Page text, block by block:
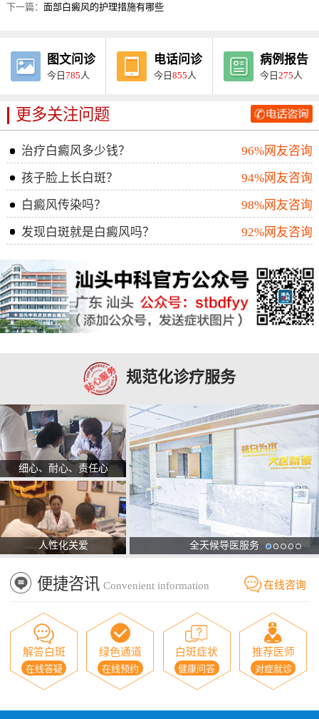
下一篇：面部白癜风的护理措施有哪些
图文问诊
今日785 人
电话问诊
今日855 人
病例报告
今日275 人
更多关注问题
治疗白癜风多少钱？
96%网友咨询
孩子脸上长白斑？
94%网友咨询
白癜风传染吗？
98%网友咨询
发现白斑就是白癜风吗？
92%网友咨询
规范化诊疗服务
细心、耐心、责任心
人性化关爱 全天候导医服务
便捷咨讯 Convenient information 在线咨询
解答白斑
在线答疑
绿色通道
在线预约
白斑症状
健康问答
推荐医师
对症就诊